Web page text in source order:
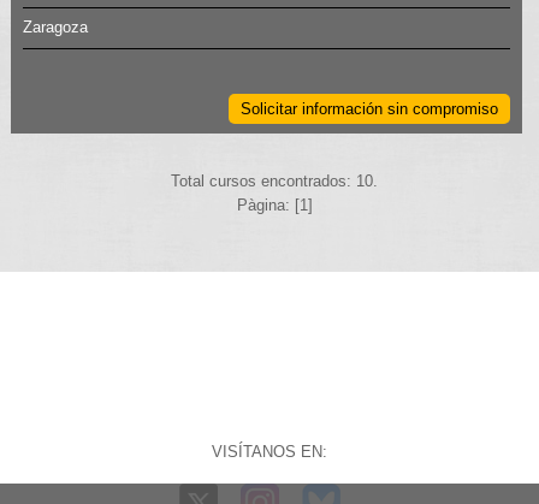
Zaragoza
Solicitar información sin compromiso
Total cursos encontrados: 10.
Pàgina: [1]
VISÍTANOS EN: